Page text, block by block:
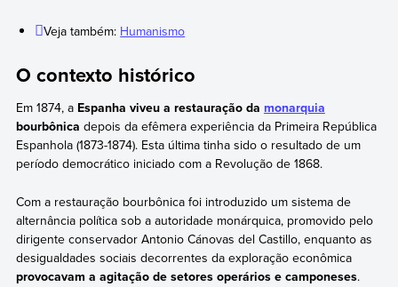
Veja também: Humanismo
O contexto histórico
Em 1874, aEspanha viveu a restauração da monarquia
bourbônica depois da efêmera experiência da Primeira República
Espanhola (1873-1874). Esta última tinha sido o resultado de um
período democrático iniciado com a Revolução de 1868.
Com a restauração bourbônica foi introduzido um sistema de
alternância política sob a autoridade monárquica, promovido pelo
dirigente conservador Antonio Cánovas del Castillo, enquanto as
desigualdades sociais decorrentes da exploração econômica
provocavam a agitação de setores operários e camponeses.